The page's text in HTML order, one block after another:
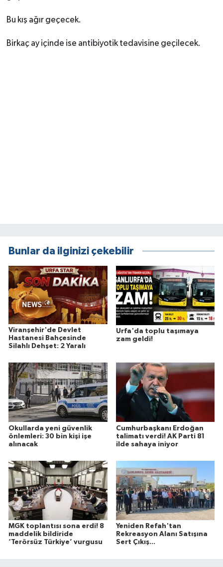
Bu kış ağır geçecek.
Birkaç ay içinde ise antibiyotik tedavisine geçilecek.
Bunlar da ilginizi çekebilir
Viranşehir'de Devlet
Hastanesi Bahçesinde
Silahlı Dehşet: 2 Yaralı
Urfa'da toplu taşımaya
zam geldi!
Okullarda yeni güvenlik
önlemleri: 30 bin kişi işe
alınacak
Cumhurbaşkanı Erdoğan
talimatı verdi! AK Parti 81
ilde sahaya iniyor
MGK toplantısı sona erdi! 8
maddelik bildiride
‘Terörsüz Türkiye’ vurgusu
Yeniden Refah'tan
Rekreasyon Alanı Satışına
Sert Çıkış...